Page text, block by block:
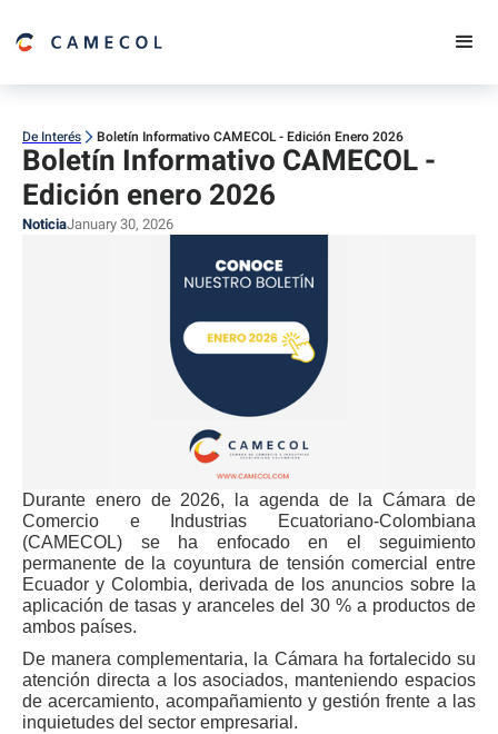
De Interés Boletín Informativo CAMECOL - Edición Enero 2026
Boletín Informativo CAMECOL -
Edición enero 2026
NoticiaJanuary 30, 2026
Durante enero de 2026, la agenda de la Cámara de
Comercio e Industrias Ecuatoriano-Colombiana
(CAMECOL) se ha enfocado en el seguimiento
permanente de la coyuntura de tensión comercial entre
Ecuador y Colombia, derivada de los anuncios sobre la
aplicación de tasas y aranceles del 30 % a productos de
ambos países.
De manera complementaria, la Cámara ha fortalecido su
atención directa a los asociados, manteniendo espacios
de acercamiento, acompañamiento y gestión frente a las
inquietudes del sector empresarial.